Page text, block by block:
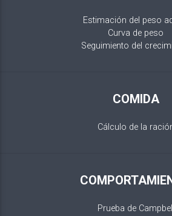
Estimación del peso
Curva de peso
Seguimiento del
COMIDA
Cálculo de la
Prueba de Campbell